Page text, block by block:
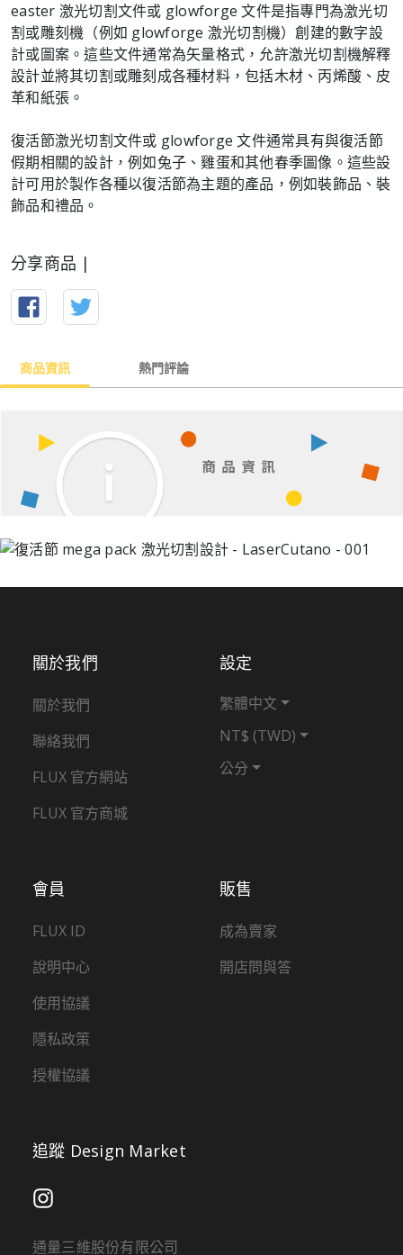
easter 激光切割文件或 glowforge 文件是指專門為激光切
割或雕刻機（例如 glowforge 激光切割機）創建的數字設
計或圖案。這些文件通常為矢量格式，允許激光切割機解釋
設計並將其切割或雕刻成各種材料，包括木材、丙烯酸、皮
革和紙張。
復活節激光切割文件或 glowforge 文件通常具有與復活節
假期相關的設計，例如兔子、雞蛋和其他春季圖像。這些設
計可用於製作各種以復活節為主題的產品，例如裝飾品、裝
飾品和禮品。
分享商品 |
商品資訊 熱門評論
販售
成為賣家
開店問與答
會員
FLUX ID
說明中心
使用協議
隱私政策
授權協議
關於我們
關於我們
聯絡我們
FLUX 官方網站
FLUX 官方商城
設定
繁體中文
NT$ (TWD)
公分
追蹤 Design Market
通量三維股份有限公司